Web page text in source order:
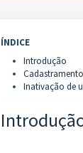
ÍNDICE
Introdução
Inativação de